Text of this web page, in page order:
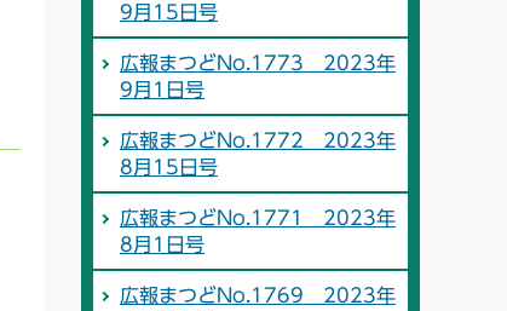
9月15日号
広報まつどNo.1773 2023年
9月1日号
広報まつどNo.1772 2023年
8月15日号
広報まつどNo.1771 2023年
8月1日号
広報まつどNo.1769 2023年